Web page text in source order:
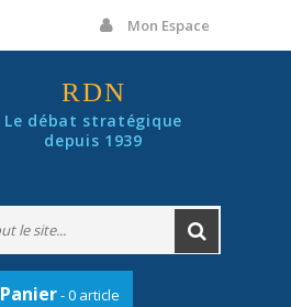
Mon Espace
RDN
Le débat stratégique
depuis 1939
Panier- 0 article